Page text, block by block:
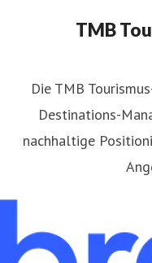
TMB
​Die TMB
Destinations-
nachhaltige